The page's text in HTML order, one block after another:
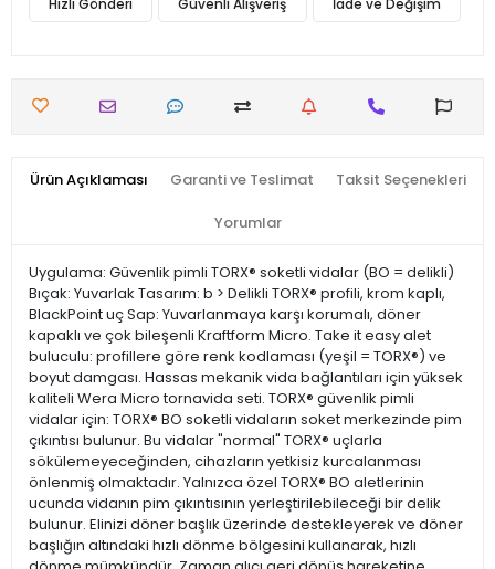
Ürün Açıklaması Garanti ve Teslimat Taksit Seçenekleri
Yorumlar
Uygulama: Güvenlik pimli TORX® soketli vidalar (BO = delikli)
Bıçak: Yuvarlak Tasarım: b > Delikli TORX® profili, krom kaplı,
BlackPoint uç Sap: Yuvarlanmaya karşı korumalı, döner
kapaklı ve çok bileşenli Kraftform Micro. Take it easy alet
buluculu: profillere göre renk kodlaması (yeşil = TORX®) ve
boyut damgası. Hassas mekanik vida bağlantıları için yüksek
kaliteli Wera Micro tornavida seti. TORX® güvenlik pimli
vidalar için: TORX® BO soketli vidaların soket merkezinde pim
çıkıntısı bulunur. Bu vidalar "normal" TORX® uçlarla
sökülemeyeceğinden, cihazların yetkisiz kurcalanması
önlenmiş olmaktadır. Yalnızca özel TORX® BO aletlerinin
ucunda vidanın pim çıkıntısının yerleştirilebileceği bir delik
bulunur. Elinizi döner başlık üzerinde destekleyerek ve döner
başlığın altındaki hızlı dönme bölgesini kullanarak, hızlı